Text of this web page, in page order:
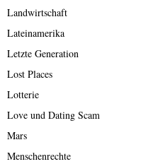
Landwirtschaft
Lateinamerika
Letzte Generation
Lost Places
Lotterie
Love und Dating Scam
Mars
Menschenrechte